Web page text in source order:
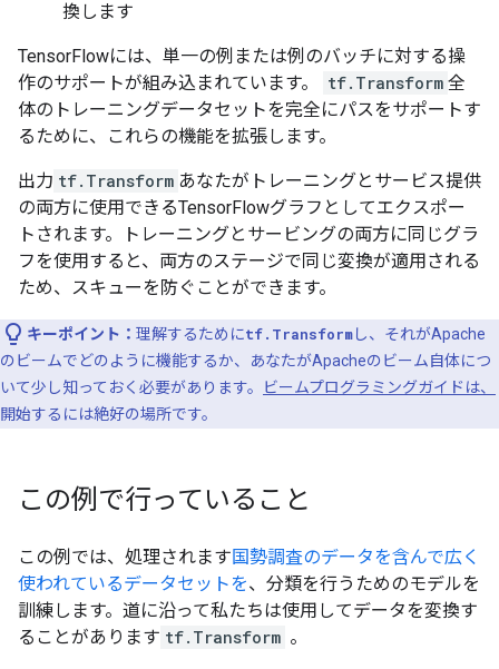
換します
TensorFlowには、単一の例または例のバッチに対する操
作のサポートが組み込まれています。
tf.Transform 全
体のトレーニングデータセットを完全にパスをサポートす
るために、これらの機能を拡張します。
出力 tf.Transform あなたがトレーニングとサービス提供
の両方に使用できるTensorFlowグラフとしてエクスポー
トされます。トレーニングとサービングの両方に同じグラ
フを使用すると、両方のステージで同じ変換が適用される
ため、スキューを防ぐことができます。
キーポイント： 理解するためにtf.Transformし、それがApache
のビームでどのように機能するか、あなたがApacheのビーム自体につ
いて少し知っておく必要があります。
ビームプログラミングガイドは、
開始するには絶好の場所です。
この例で行っていること
この例では、処理されます国勢調査のデータを含んで広く
使われているデータセットを、分類を行うためのモデルを
訓練します。道に沿って私たちは使用してデータを変換す
ることがあります tf.Transform 。